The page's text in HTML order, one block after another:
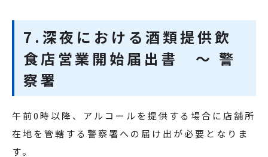
7.深夜における酒類提供飲
食店営業開始届出書 ～ 警
察署
午前0時以降、アルコールを提供する場合に店舗所
在地を管轄する警察署への届け出が必要となりま
す。